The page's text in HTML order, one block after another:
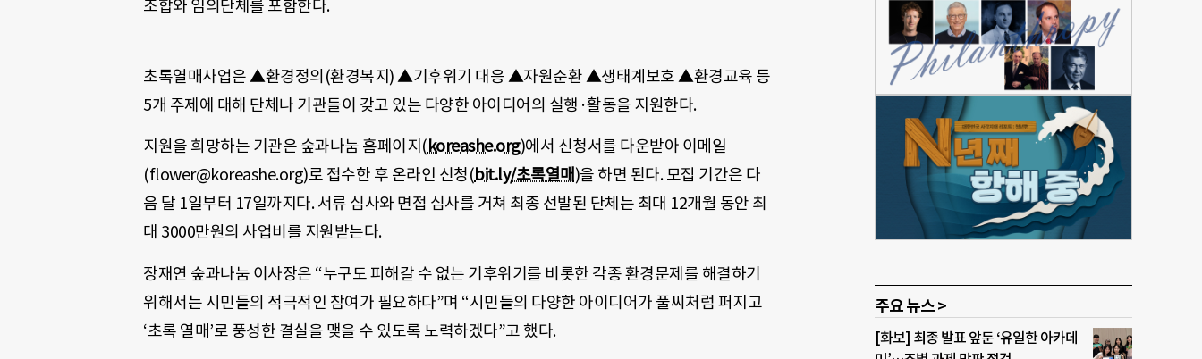
조합와 임의단체를 포함한다.
초록열매사업은 ▲환경정의(환경복지) ▲기후위기 대응 ▲자원순환 ▲생태계보호 ▲환경교육 등
5개 주제에 대해 단체나 기관들이 갖고 있는 다양한 아이디어의 실행·활동을 지원한다.
지원을 희망하는 기관은 숲과나눔 홈페이지(koreashe.org)에서 신청서를 다운받아 이메일
(flower@koreashe.org)로 접수한 후 온라인 신청(bit.ly/초록열매)을 하면 된다. 모집 기간은 다
음 달 1일부터 17일까지다. 서류 심사와 면접 심사를 거쳐 최종 선발된 단체는 최대 12개월 동안 최
대 3000만원의 사업비를 지원받는다.
장재연 숲과나눔 이사장은 “누구도 피해갈 수 없는 기후위기를 비롯한 각종 환경문제를 해결하기
위해서는 시민들의 적극적인 참여가 필요하다”며 “시민들의 다양한 아이디어가 풀씨처럼 퍼지고
‘초록 열매’로 풍성한 결실을 맺을 수 있도록 노력하겠다”고 했다.
주요 뉴스 >
[화보] 최종 발표 앞둔 ‘유일한 아카데